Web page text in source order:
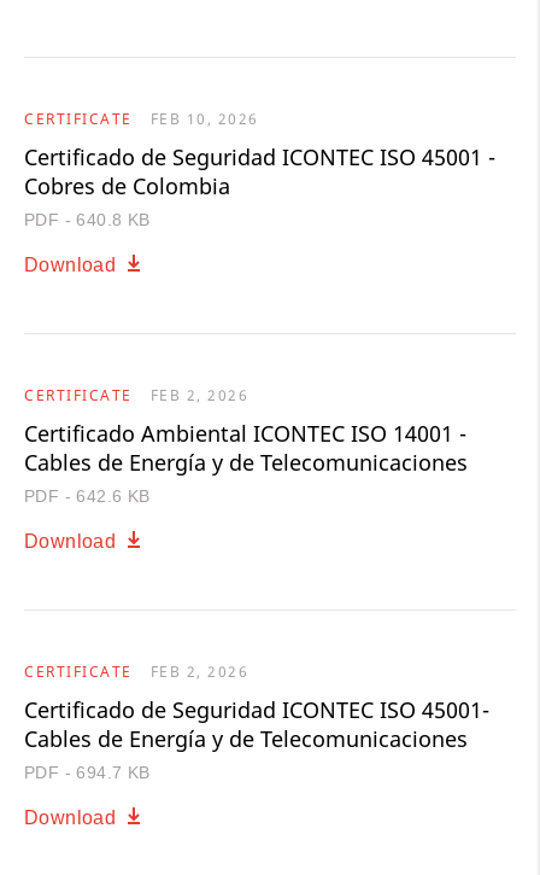
CERTIFICATE FEB 10, 2026
Certificado de Seguridad ICONTEC ISO 45001 -
Cobres de Colombia
PDF - 640.8 KB
Download
CERTIFICATE FEB 2, 2026
Certificado Ambiental ICONTEC ISO 14001 -
Cables de Energía y de Telecomunicaciones
PDF - 642.6 KB
Download
CERTIFICATE FEB 2, 2026
Certificado de Seguridad ICONTEC ISO 45001-
Cables de Energía y de Telecomunicaciones
PDF - 694.7 KB
Download